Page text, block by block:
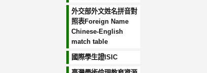
外交部外文姓名拼音對
照表Foreign Name
Chinese-English
match table
國際學生證ISIC